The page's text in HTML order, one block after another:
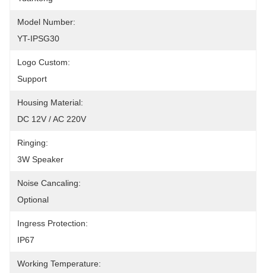
Model Number:
YT-IPSG30
Logo Custom:
Support
Housing Material:
DC 12V / AC 220V
Ringing:
3W Speaker
Noise Cancaling:
Optional
Ingress Protection:
IP67
Working Temperature: